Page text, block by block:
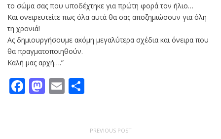
το σώμα σας που υποδέχτηκε για πρώτη φορά τον ήλιο…
Και ονειρευτείτε πως όλα αυτά θα σας αποζημιώσουν για όλη
τη χρονιά!
Ας δημιουργήσουμε ακόμη μεγαλύτερα σχέδια και όνειρα που
θα πραγματοποιηθούν.
Καλή μας αρχή….”
Facebook
Mastodon
Email
PREVIOUS POST